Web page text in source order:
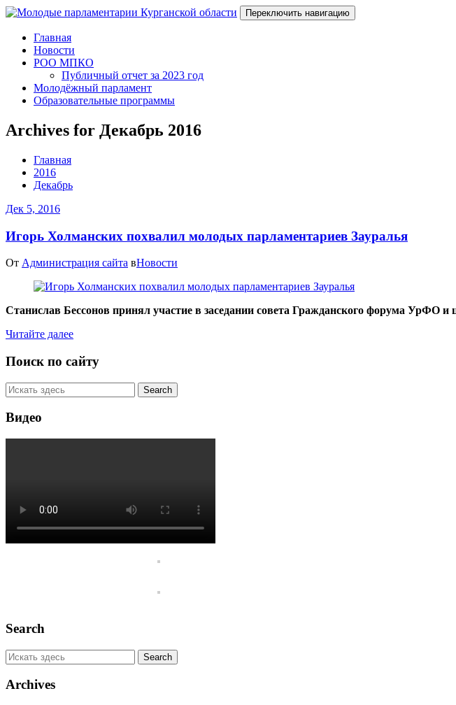
Переключить навигацию
Главная
Новости
РОО МПКО
Публичный отчет за 2023 год
Молодёжный парламент
Образовательные программы
Archives for Декабрь 2016
Главная
2016
Декабрь
Дек 5, 2016
Игорь Холманских похвалил молодых парламентариев Зауралья
От Администрация сайта вНовости
Станислав Бессонов принял участие в заседании совета Гражданского форума УрФО
Читайте далее
Поиск по сайту
Видео
Search
Archives